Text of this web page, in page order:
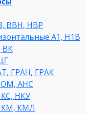
ВВН, НВР
А1, Н1В
ВК
ГРАН, ГРАК
АНС
КС, НКУ
КМ, КМЛ